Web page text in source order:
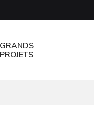
GRANDS
PROJETS